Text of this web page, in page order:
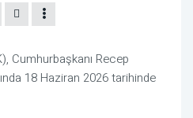
Cumhurbaşkanı Recep
18 Haziran 2026 tarihinde